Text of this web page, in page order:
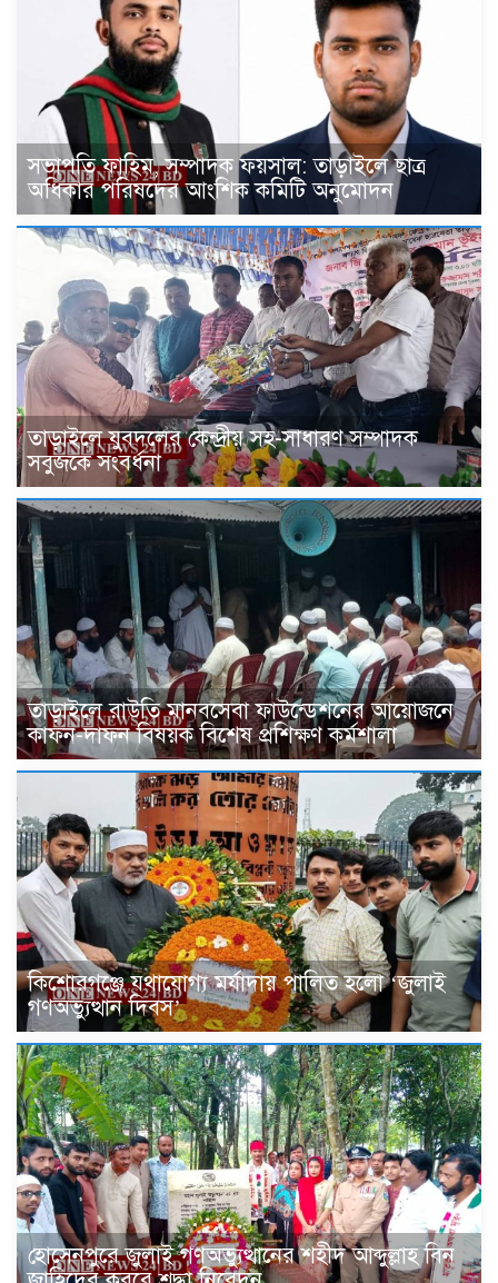
সভাপতি ফাহিম, সম্পাদক ফয়সাল: তাড়াইলে ছাত্র
অধিকার পরিষদের আংশিক কমিটি অনুমোদন
তাড়াইলে যুবদলের কেন্দ্রীয় সহ-সাধারণ সম্পাদক
সবুজকে সংবর্ধনা
তাড়াইলে রাউতি মানবসেবা ফাউন্ডেশনের আয়োজনে
কাফন-দাফন বিষয়ক বিশেষ প্রশিক্ষণ কর্মশালা
কিশোরগঞ্জে যথাযোগ্য মর্যাদায় পালিত হলো ‘জুলাই
গণঅভ্যুত্থান দিবস’
হোসেনপুরে জুলাই গণঅভ্যুত্থানের শহীদ আব্দুল্লাহ বিন